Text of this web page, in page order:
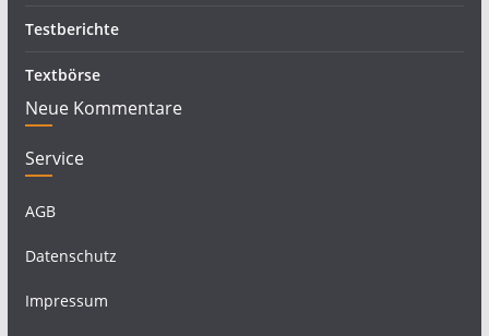
Testberichte
Textbörse
Neue Kommentare
Service
AGB
Datenschutz
Impressum